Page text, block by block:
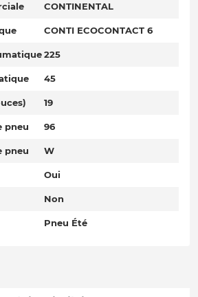
CONTINENTAL
CONTI ECOCONTACT 6
225
45
19
pneu 96
pneu W
Oui
Non
Pneu Été